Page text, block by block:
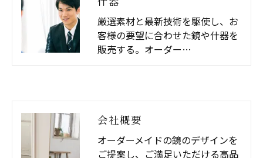
厳選素材と最新技術を駆使し、お
客様の要望に合わせた鏡や什器を
販売する。オーダー…
会社概要
オーダーメイドの鏡のデザインを
ご提案し、ご満足いただける高品